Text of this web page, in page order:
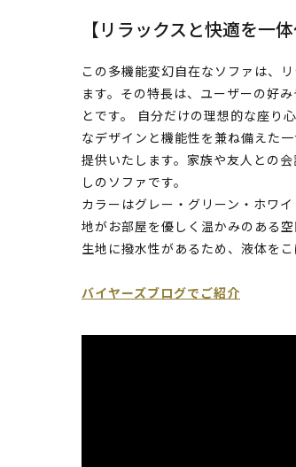
【リラックスと快適を一
この多機能変幻自在なソファは、
ます。その特長は、ユーザーの好
とです。 自分だけの理想的な座り
なデザインと機能性を兼ね備えた
提供いたします。家族や友人との
しのソファです。
カラーはグレー・グリーン・ホワ
地がお部屋を優しく温かみのある空
生地に撥水性があるため、液体を
バイヤーズブログでご紹介